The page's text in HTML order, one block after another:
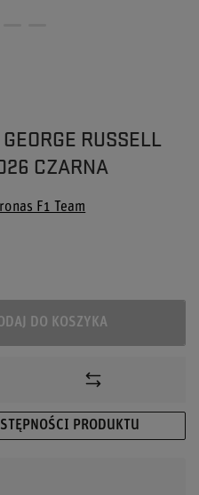
RUSSELL
CZARNA
F1 Team
DO KOSZYKA
PRODUKTU